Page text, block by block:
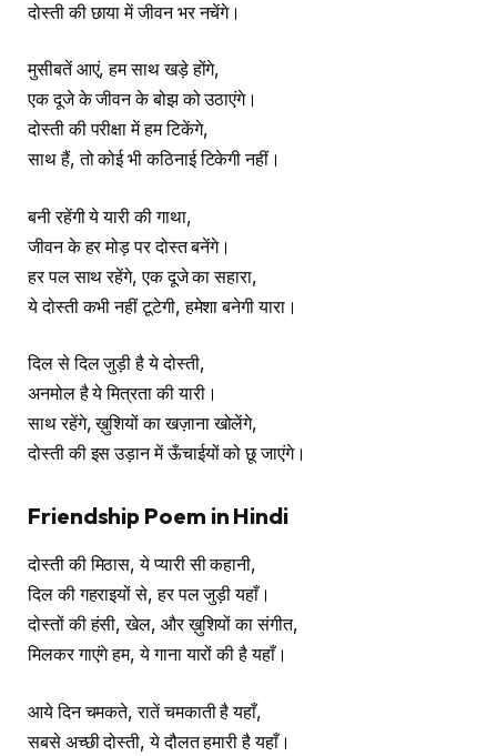
दोस्ती की छाया में जीवन भर नचेंगे।
मुसीबतें आएं, हम साथ खड़े होंगे,
एक दूजे के जीवन के बोझ को उठाएंगे।
दोस्ती की परीक्षा में हम टिकेंगे,
साथ हैं, तो कोई भी कठिनाई टिकेगी नहीं।
बनी रहेंगी ये यारी की गाथा,
जीवन के हर मोड़ पर दोस्त बनेंगे।
हर पल साथ रहेंगे, एक दूजे का सहारा,
ये दोस्ती कभी नहीं टूटेगी, हमेशा बनेगी यारा।
दिल से दिल जुड़ी है ये दोस्ती,
अनमोल है ये मित्रता की यारी।
साथ रहेंगे, ख़ुशियों का खज़ाना खोलेंगे,
दोस्ती की इस उड़ान में ऊँचाईयों को छू जाएंगे।
Friendship Poem in Hindi
दोस्ती की मिठास, ये प्यारी सी कहानी,
दिल की गहराइयों से, हर पल जुड़ी यहाँ।
दोस्तों की हंसी, खेल, और ख़ुशियों का संगीत,
मिलकर गाएंगे हम, ये गाना यारों की है यहाँ।
आये दिन चमकते, रातें चमकाती है यहाँ,
सबसे अच्छी दोस्ती, ये दौलत हमारी है यहाँ।